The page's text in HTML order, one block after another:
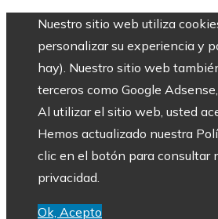
Nuestro sitio web utiliza
personalizar su experiencia y
hay). Nuestro sitio web
terceros como Google
Al utilizar el sitio web, usted
Hemos actualizado nuestra
clic en el botón para consultar
privacidad.
Ok, Acepto